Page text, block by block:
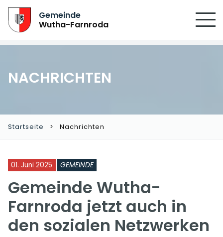
Gemeinde
Wutha-Farnroda
NACHRICHTEN
Startseite Nachrichten
01. Juni 2025 GEMEINDE
Gemeinde Wutha-
Farnroda jetzt auch in
den sozialen Netzwerken